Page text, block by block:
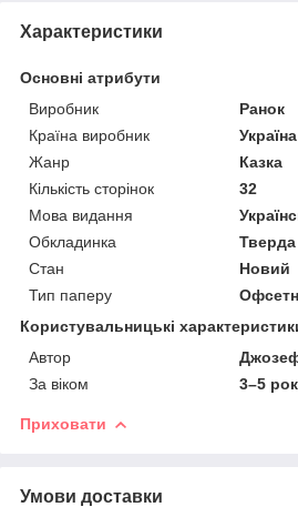
Характеристики
Основні атрибути
Виробник
Ранок
Країна виробник
Україна
Жанр
Казка
Кількість сторінок
32
Мова видання
Обкладинка
Тверда
Стан
Новий
Тип паперу
Користувальницькі
Автор
За віком
3–5
Приховати
Умови доставки